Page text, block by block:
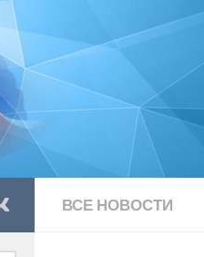
ВСЕ НОВОСТИ